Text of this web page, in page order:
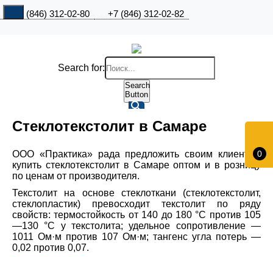
+7 (846) 312-02-80 +7 (846) 312-02-82
0
Search for:
Search
Button
Стеклотекстолит в Самаре
ООО «Практика» рада предложить своим клиентам
купить стеклотекстолит в Самаре оптом и в розницу
по ценам от производителя.
Текстолит на основе стеклоткани (стеклотекстолит,
стеклопластик) превосходит текстолит по ряду
свойств: термостойкость от 140 до 180 °C против 105
—130 °C у текстолита; удельное сопротивление —
1011 Ом·м против 107 Ом·м; тангенс угла потерь —
0,02 против 0,07.